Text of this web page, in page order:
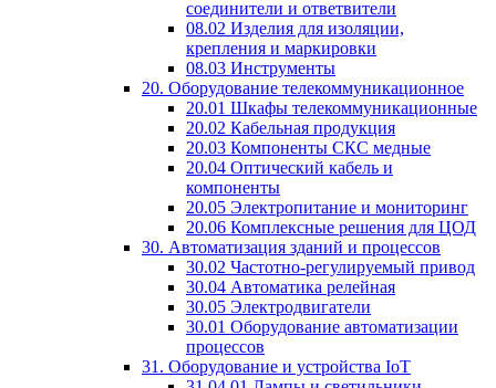
соединители и ответвители
08.02 Изделия для изоляции,
крепления и маркировки
08.03 Инструменты
20. Оборудование телекоммуникационное
20.01 Шкафы телекоммуникационные
20.02 Кабельная продукция
20.03 Компоненты СКС медные
20.04 Оптический кабель и
компоненты
20.05 Электропитание и мониторинг
20.06 Комплексные решения для ЦОД
30. Автоматизация зданий и процессов
30.02 Частотно-регулируемый привод
30.04 Автоматика релейная
30.05 Электродвигатели
30.01 Оборудование автоматизации
процессов
31. Оборудование и устройства IoT